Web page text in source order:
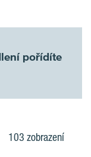
pořídíte
103 zobrazení